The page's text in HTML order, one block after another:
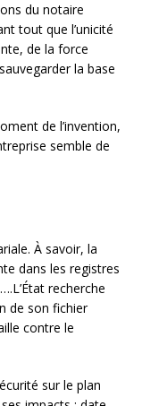
du notaire
tout que l’unicité
de la force
la base
de l’invention,
semble de
À savoir, la
dans les registres
recherche
de son fichier
contre le
sur le plan